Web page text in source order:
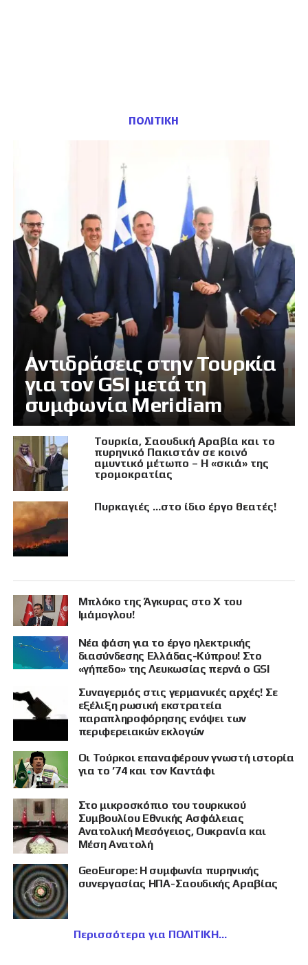
ΠΟΛΙΤΙΚΗ
Αντιδράσεις στην Τουρκία
για τον GSI μετά τη
συμφωνία Meridiam
Τουρκία, Σαουδική Αραβία και το
πυρηνικό Πακιστάν σε κοινό
αμυντικό μέτωπο – Η «σκιά» της
τρομοκρατίας
Πυρκαγιές …στο ίδιο έργο θεατές!
Μπλόκο της Άγκυρας στο X του
Ιμάμογλου!
Νέα φάση για το έργο ηλεκτρικής
διασύνδεσης Ελλάδας-Κύπρου! Στο
«γήπεδο» της Λευκωσίας περνά ο GSI
Συναγερμός στις γερμανικές αρχές! Σε
εξέλιξη ρωσική εκστρατεία
παραπληροφόρησης ενόψει των
περιφερειακών εκλογών
Οι Τούρκοι επαναφέρουν γνωστή ιστορία
για το ’74 και τον Καντάφι
Στο μικροσκόπιο του τουρκικού
Συμβουλίου Εθνικής Ασφάλειας
Ανατολική Μεσόγειος, Ουκρανία και
Μέση Ανατολή
GeoEurope: Η συμφωνία πυρηνικής
συνεργασίας ΗΠΑ-Σαουδικής Αραβίας
Περισσότερα για ΠΟΛΙΤΙΚΗ